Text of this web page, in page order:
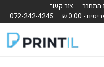
התחבר
צור קשר
072-242-4245